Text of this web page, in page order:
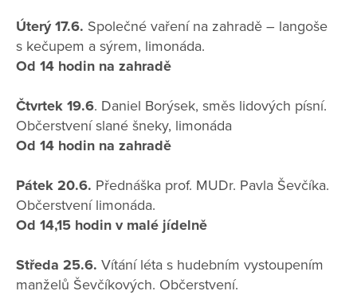
Úterý 17.6. Společné vaření na zahradě – langoše
s kečupem a sýrem, limonáda.
Od 14 hodin na zahradě
Čtvrtek 19.6. Daniel Borýsek, směs lidových písní.
Občerstvení slané šneky, limonáda
Od 14 hodin na zahradě
Pátek 20.6. Přednáška prof. MUDr. Pavla Ševčíka.
Občerstvení limonáda.
Od 14,15 hodin v malé jídelně
Středa 25.6. Vítání léta s hudebním vystoupením
manželů Ševčíkových. Občerstvení.